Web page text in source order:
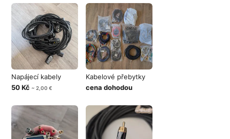
Napájecí kabely
50 Kč ~ 2,00 €
Kabelové přebytky
cena dohodou